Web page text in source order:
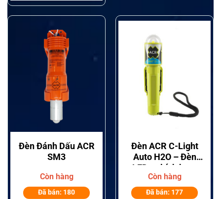
Đèn Đánh Dấu ACR
SM3
Còn hàng
Đã bán: 180
Đèn ACR C-Light
Auto H2O – Đèn
LED tự kích hoạt
nước cho áo phao
và cứu hộ
Còn hàng
Đã bán: 177